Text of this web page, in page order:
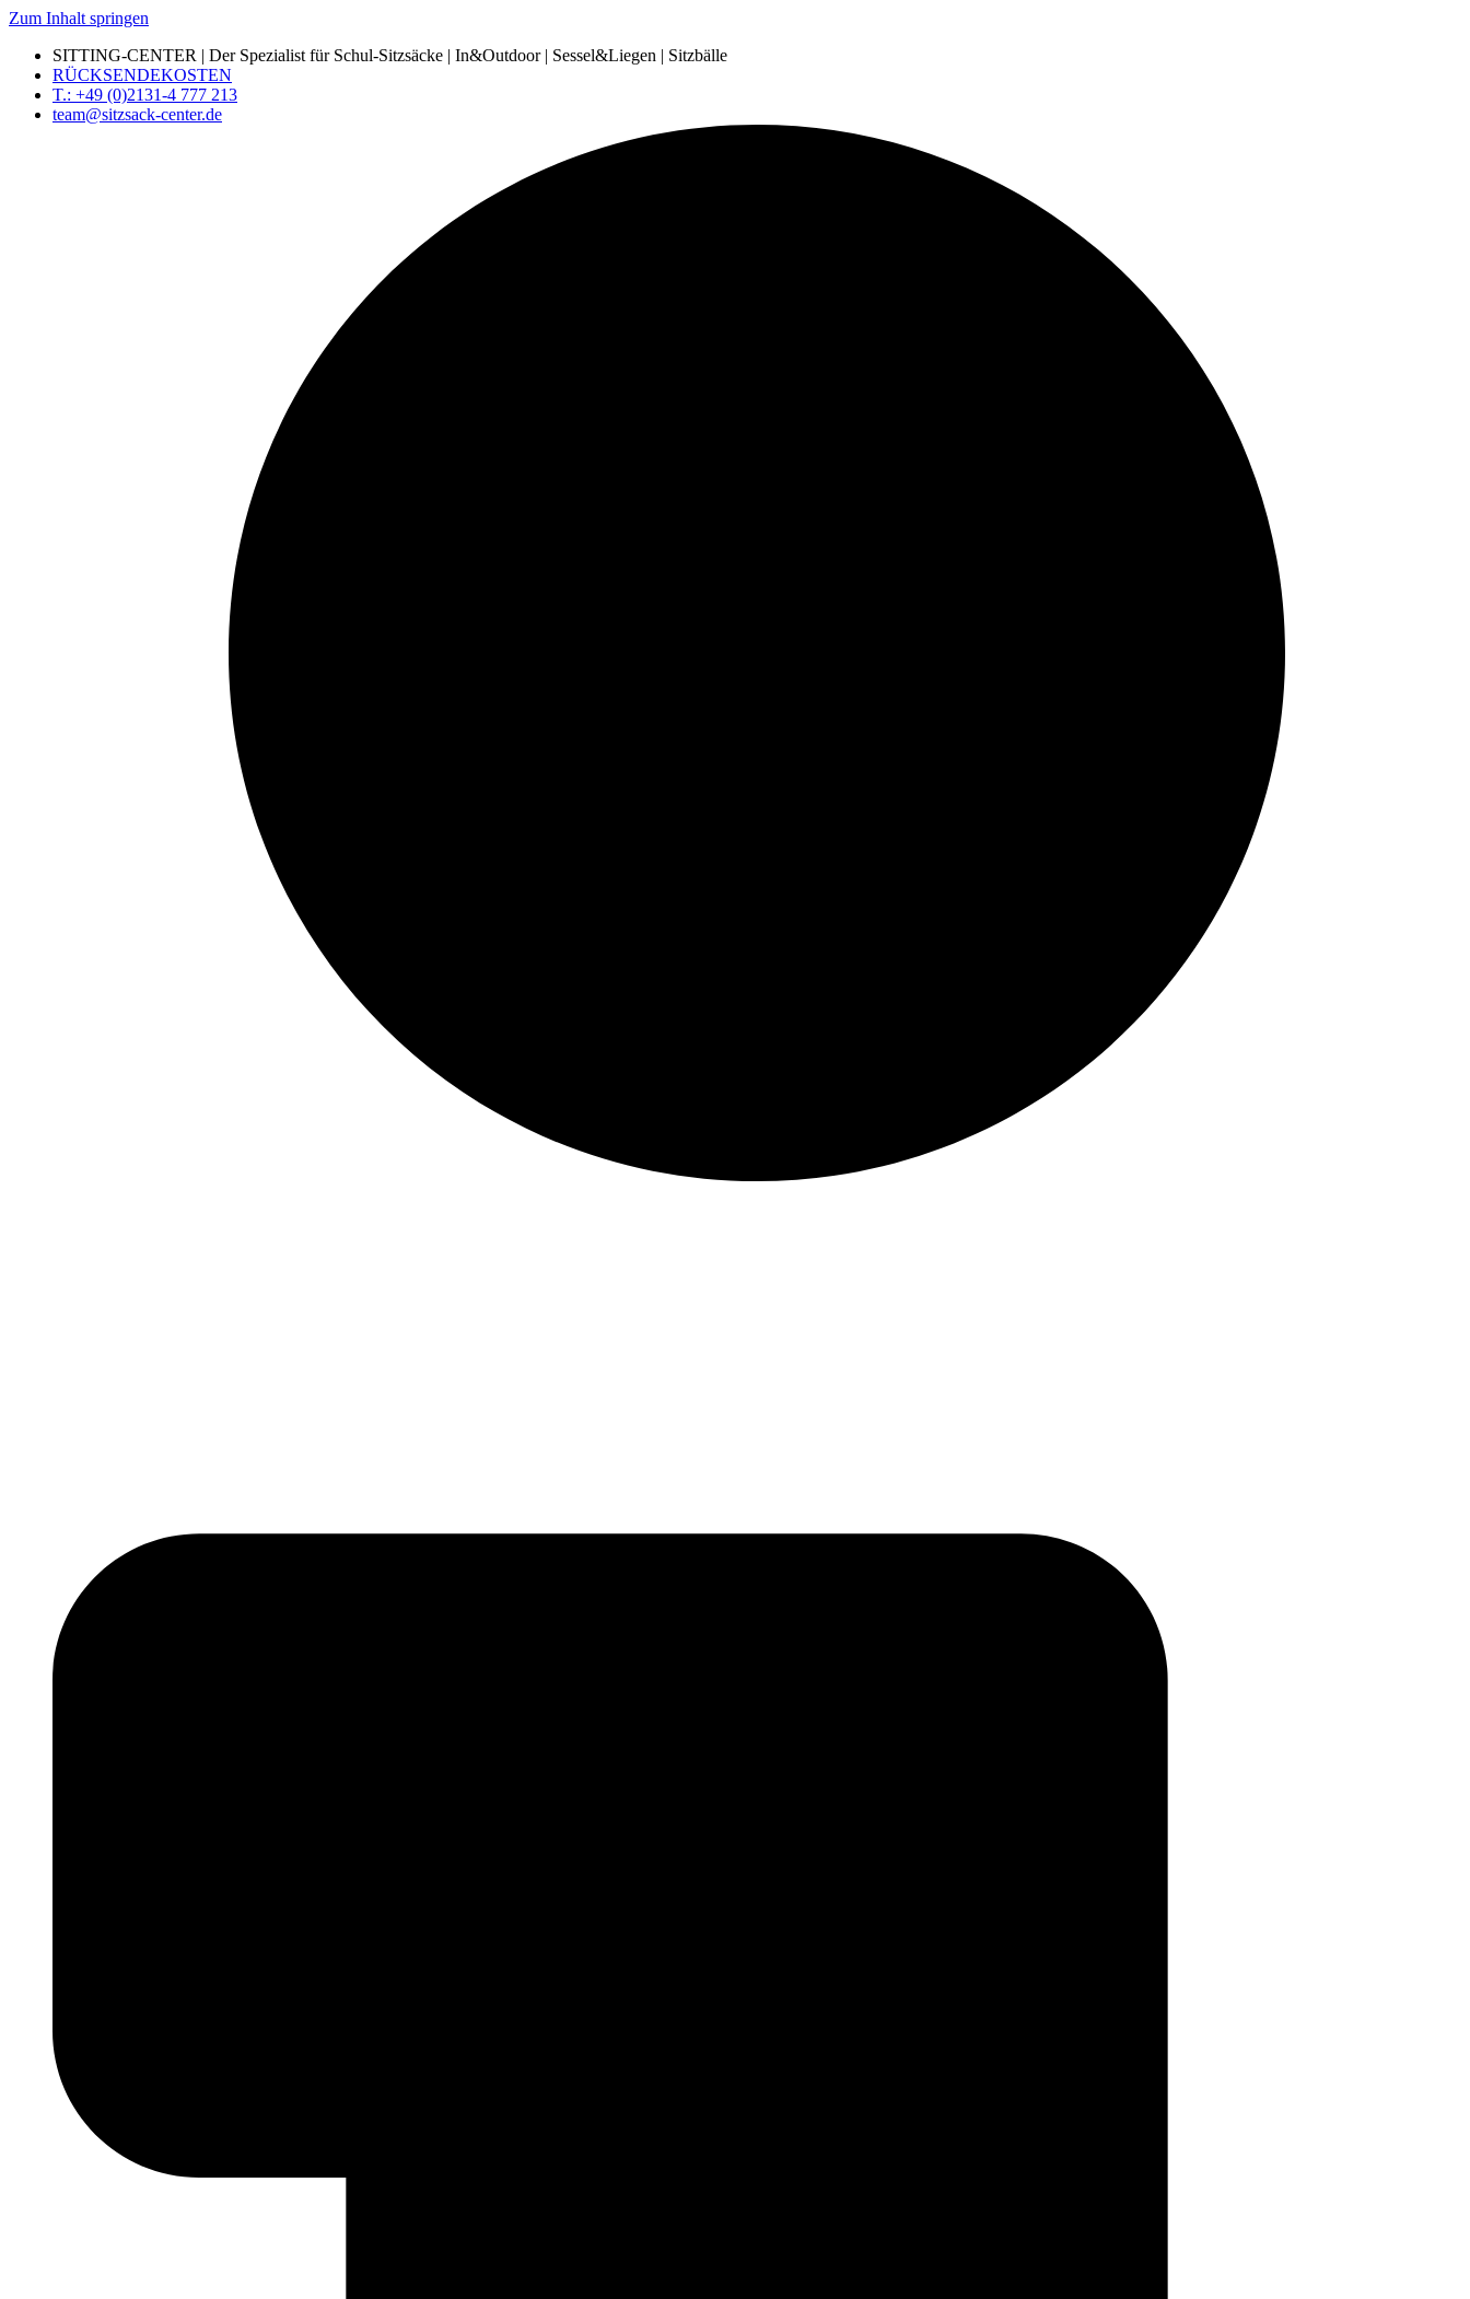
Zum Inhalt springen
SITTING-CENTER | Der Spezialist für Schul-Sitzsäcke | In&Outdoor | Sessel&Liegen | Sitzbälle
RÜCKSENDEKOSTEN
T.: +49 (0)2131-4 777 213
team@sitzsack-center.de